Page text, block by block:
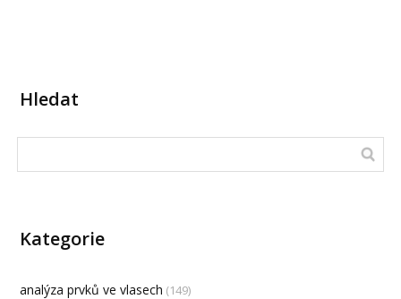
Hledat
Kategorie
analýza prvků ve vlasech (149)